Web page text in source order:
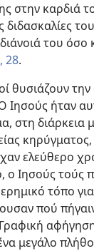
στην καρδιά
διδασκαλίες
του όσο
28.
θυσιάζουν
Ιησούς ήταν
στη διάρκεια
κηρύγματος,
ελεύθερο
ο Ιησούς τούς
τόπο
πού
μεγάλο